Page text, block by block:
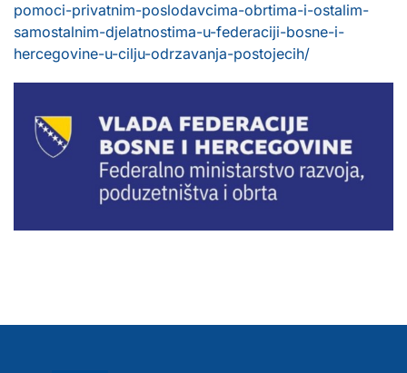
pomoci-privatnim-poslodavcima-obrtima-i-ostalim-
samostalnim-djelatnostima-u-federaciji-bosne-i-
hercegovine-u-cilju-odrzavanja-postojecih/